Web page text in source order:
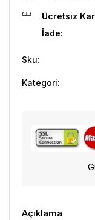
Ücretsiz
İade:
Sku:
Kategori:
Açıklama